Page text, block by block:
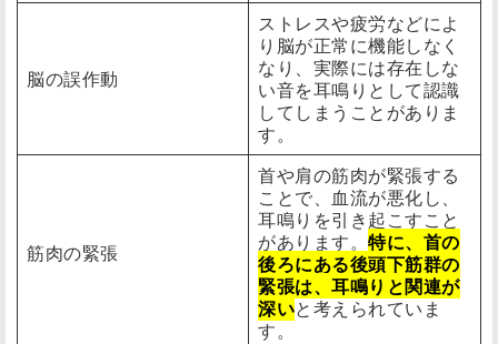
脳の誤作動
ストレスや疲労などによ
り脳が正常に機能しなく
なり、実際には存在しな
い音を耳鳴りとして認識
してしまうことがありま
す。
筋肉の緊張
首や肩の筋肉が緊張する
ことで、血流が悪化し、
耳鳴りを引き起こすこと
があります。 特に、首の
後ろにある後頭下筋群の
緊張は、耳鳴りと関連が
深いと考えられていま
す。